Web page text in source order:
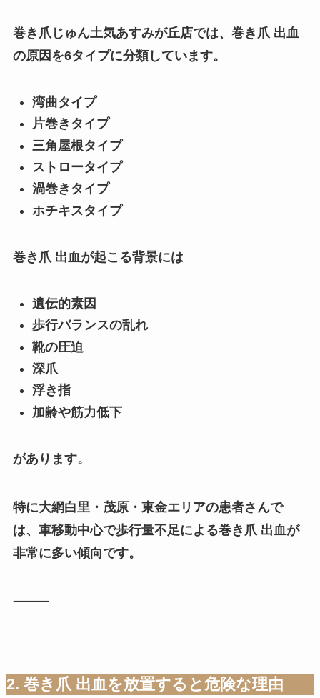
巻き爪じゅん土気あすみが丘店では、巻き爪 出血
の原因を6タイプに分類しています。
湾曲タイプ
片巻きタイプ
三角屋根タイプ
ストロータイプ
渦巻きタイプ
ホチキスタイプ
巻き爪 出血が起こる背景には
遺伝的素因
歩行バランスの乱れ
靴の圧迫
深爪
浮き指
加齢や筋力低下
があります。
特に大網白里・茂原・東金エリアの患者さんで
は、車移動中心で歩行量不足による巻き爪 出血が
非常に多い傾向です。
⸻
2. 巻き爪 出血を放置すると危険な理由